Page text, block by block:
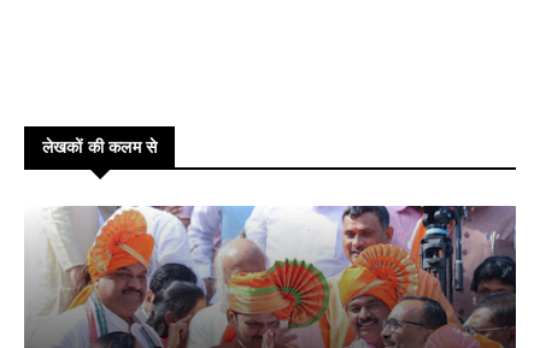
लेखकों की कलम से